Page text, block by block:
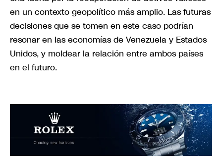
en un contexto geopolítico más amplio. Las futuras
decisiones que se tomen en este caso podrían
resonar en las economías de Venezuela y Estados
Unidos, y moldear la relación entre ambos países
en el futuro.